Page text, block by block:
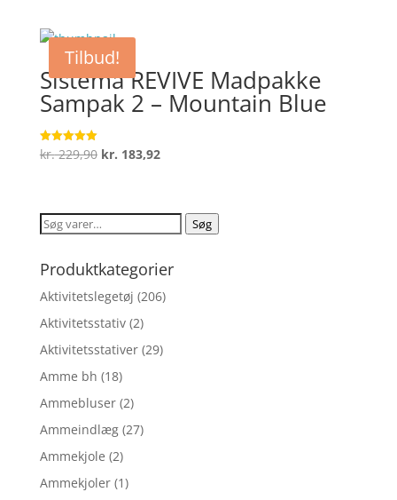
var:
kr. 49,95.
Tilbud!
Sistema REVIVE Madpakke
Sampak 2 – Mountain Blue
Vurderet
5
kr.229,90 Den
var:
kr. 229,90.
kr. 183,92Den
er:
kr. 183,92.
Søg
Søg
Produktkategorier
Aktivitetslegetøj (206)
Aktivitetsstativ (2)
Aktivitetsstativer (29)
Amme bh (18)
Ammebluser (2)
Ammeindlæg (27)
Ammekjole (2)
Ammekjoler (1)